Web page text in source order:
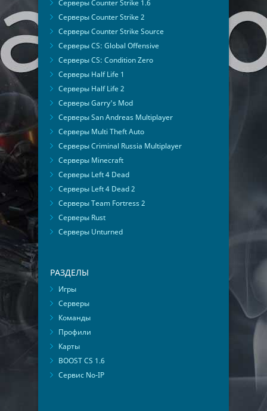
Серверы Counter Strike 1.6
Серверы Counter Strike 2
Серверы Counter Strike Source
Серверы CS: Global Offensive
Серверы CS: Condition Zero
Серверы Half Life 1
Серверы Half Life 2
Серверы Garry's Mod
Серверы San Andreas Multiplayer
Серверы Multi Theft Auto
Серверы Criminal Russia Multiplayer
Серверы Minecraft
Серверы Left 4 Dead
Серверы Left 4 Dead 2
Серверы Team Fortress 2
Серверы Rust
Серверы Unturned
РАЗДЕЛЫ
Игры
Серверы
Команды
Профили
Карты
BOOST CS 1.6
Сервис No-IP